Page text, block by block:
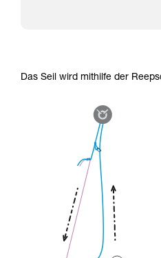
Das Seil wird mithilfe der